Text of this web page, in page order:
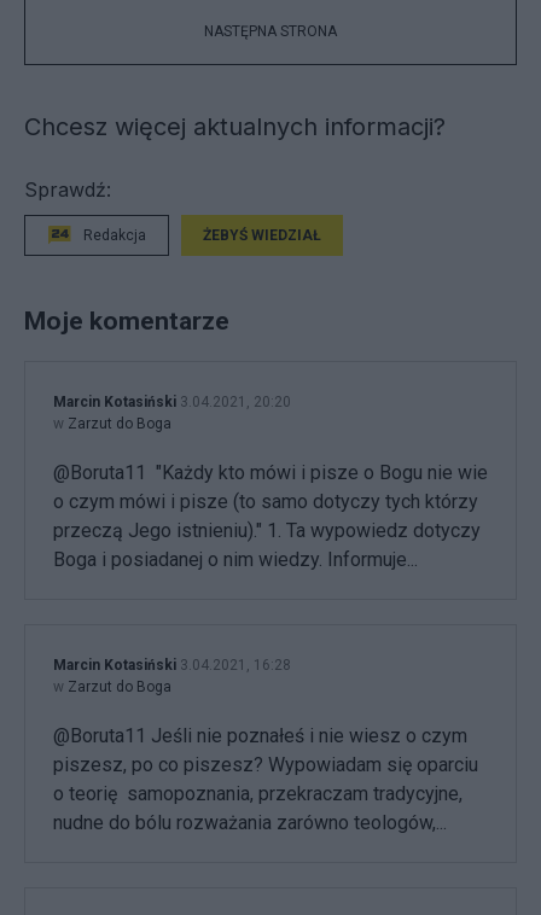
NASTĘPNA STRONA
Chcesz więcej aktualnych informacji?
Sprawdź:
Redakcja ŻEBYŚ WIEDZIAŁ
Moje komentarze
Marcin Kotasiński 3.04.2021, 20:20
w Zarzut do Boga
@Boruta11 "Każdy kto mówi i pisze o Bogu nie wie
o czym mówi i pisze (to samo dotyczy tych którzy
przeczą Jego istnieniu)." 1. Ta wypowiedz dotyczy
Boga i posiadanej o nim wiedzy. Informuje...
Marcin Kotasiński 3.04.2021, 16:28
w Zarzut do Boga
@Boruta11 Jeśli nie poznałeś i nie wiesz o czym
piszesz, po co piszesz? Wypowiadam się oparciu
o teorię samopoznania, przekraczam tradycyjne,
nudne do bólu rozważania zarówno teologów,...